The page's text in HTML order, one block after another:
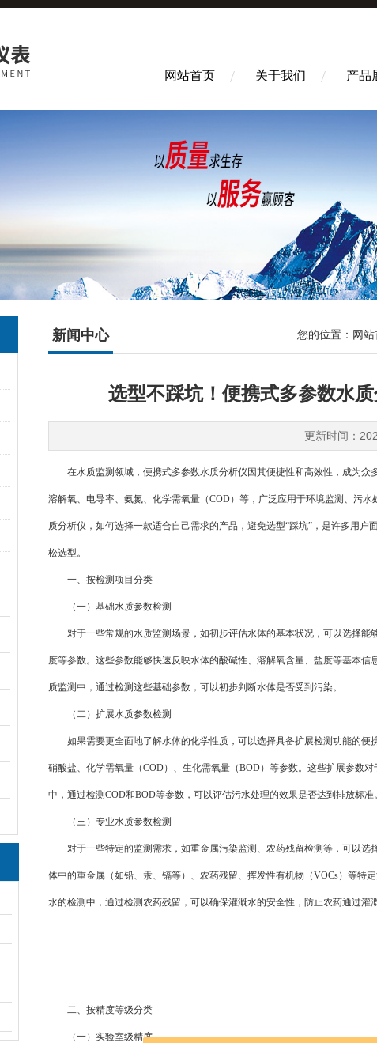
网站首页 关于我们 产品
新闻中心 您的位置： 网
选型不踩坑！便携式多参数水
更新时间：
在水质监测领域，便携式多参数水质分析仪因其便捷性和高效性，成为众
溶解氧、电导率、氨氮、化学需氧量（COD）等，广泛应用于环境监测、污
质分析仪，如何选择一款适合自己需求的产品，避免选型“踩坑”，是许多用
松选型。
一、按检测项目分类
（一）基础水质参数检测
对于一些常规的水质监测场景，如初步评估水体的基本状况，可以选择能
度等参数。这些参数能够快速反映水体的酸碱性、溶解氧含量、盐度等基本
质监测中，通过检测这些基础参数，可以初步判断水体是否受到污染。
（二）扩展水质参数检测
如果需要更全面地了解水体的化学性质，可以选择具备扩展检测功能的便
硝酸盐、化学需氧量（COD）、生化需氧量（BOD）等参数。这些扩展参数
中，通过检测COD和BOD等参数，可以评估污水处理的效果是否达到排放标准。
（三）专业水质参数检测
对于一些特定的监测需求，如重金属污染监测、农药残留检测等，可以选
体中的重金属（如铅、汞、镉等）、农药残留、挥发性有机物（VOCs）等特
水的检测中，通过检测农药残留，可以确保灌溉水的安全性，防止农药通过灌
二、按精度等级分类
（一）实验室级精度